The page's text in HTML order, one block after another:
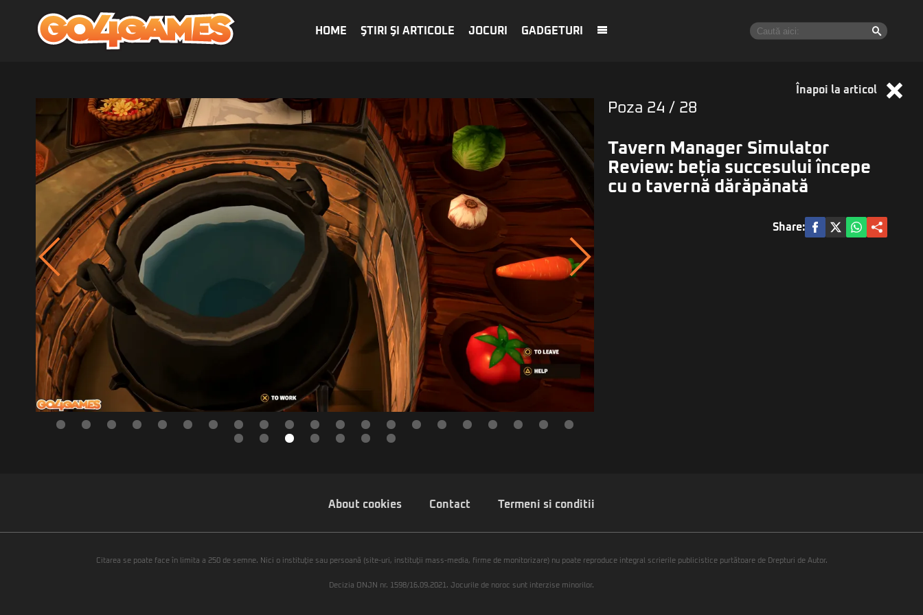
HOME ŞTIRI ŞI ARTICOLE JOCURI GADGETURI
Înapoi la articol
Poza 24 / 28
Tavern Manager Simulator
Review: beția succesului începe
cu o tavernă dărăpănată
Share:
About cookies Contact Termeni si conditii
Citarea se poate face în limita a 250 de semne. Nici o instituţie sau persoană (site-uri, instituţii mass-media, firme de monitorizare) nu poate reproduce integral scrierile publicistice purtătoare de Drepturi de Autor.
Decizia ONJN nr. 1598/16.09.2021. Jocurile de noroc sunt interzise minorilor.